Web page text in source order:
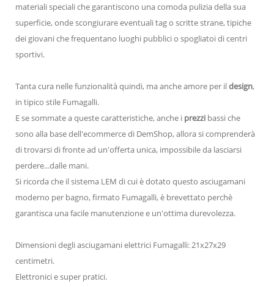
materiali speciali che garantiscono una comoda pulizia della sua
superficie, onde scongiurare eventuali tag o scritte strane, tipiche
dei giovani che frequentano luoghi pubblici o spogliatoi di centri
sportivi.
Tanta cura nelle funzionalità quindi, ma anche amore per ildesign,
in tipico stile Fumagalli.
E se sommate a queste caratteristiche, anche i prezzi bassi che
sono alla base dell'ecommerce di DemShop, allora si comprenderà
di trovarsi di fronte ad un'offerta unica, impossibile da lasciarsi
perdere...dalle mani.
Si ricorda che il sistema LEM di cui è dotato questo asciugamani
moderno per bagno, firmato Fumagalli, è brevettato perchè
garantisca una facile manutenzione e un'ottima durevolezza.
Dimensioni degli asciugamani elettrici Fumagalli: 21x27x29
centimetri.
Elettronici e super pratici.